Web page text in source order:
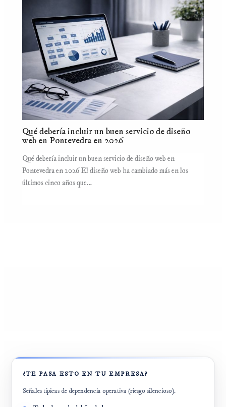
¿TE PASA ESTO EN TU EMPRESA?
Señales típicas de dependencia operativa (riesgo silencioso).
Qué debería incluir un buen servicio de diseño
web en Pontevedra en 2026
Qué debería incluir un buen servicio de diseño web en
Pontevedra en 2026 El diseño web ha cambiado más en los
últimos cinco años que…